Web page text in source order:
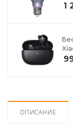
1
ОПИСАНИЕ